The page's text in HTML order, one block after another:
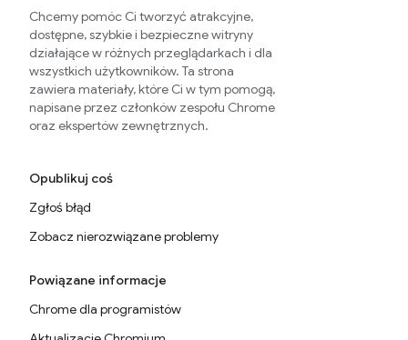
Chcemy pomóc Ci tworzyć atrakcyjne,
dostępne, szybkie i bezpieczne witryny
działające w różnych przeglądarkach i dla
wszystkich użytkowników. Ta strona
zawiera materiały, które Ci w tym pomogą,
napisane przez członków zespołu Chrome
oraz ekspertów zewnętrznych.
Opublikuj coś
Zgłoś błąd
Zobacz nierozwiązane problemy
Powiązane informacje
Chrome dla programistów